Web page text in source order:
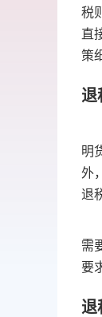
税
直
策
退
明
外
退
需
要
退